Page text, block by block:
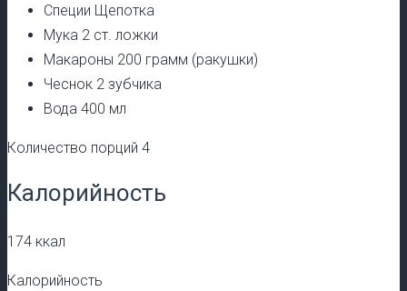
Специи Щепотка
Мука 2 ст. ложки
Макароны 200 грамм (ракушки)
Чеснок 2 зубчика
Вода 400 мл
Количество порций 4
Калорийность
174 ккал
Калорийность